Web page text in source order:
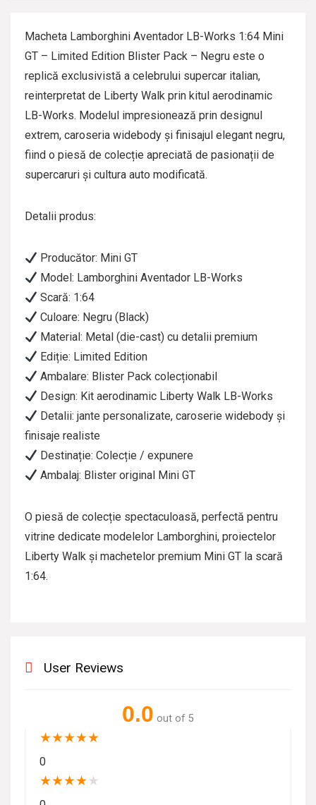
Macheta Lamborghini Aventador LB-Works 1:64 Mini
GT – Limited Edition Blister Pack – Negru este o
replică exclusivistă a celebrului supercar italian,
reinterpretat de Liberty Walk prin kitul aerodinamic
LB-Works. Modelul impresionează prin designul
extrem, caroseria widebody și finisajul elegant negru,
fiind o piesă de colecție apreciată de pasionații de
supercaruri și cultura auto modificată.
Detalii produs:
Producător: Mini GT
Model: Lamborghini Aventador LB-Works
Scară: 1:64
Culoare: Negru (Black)
Material: Metal (die-cast) cu detalii premium
Ediție: Limited Edition
Ambalare: Blister Pack colecționabil
Design: Kit aerodinamic Liberty Walk LB-Works
Detalii: jante personalizate, caroserie widebody și
finisaje realiste
Destinație: Colecție / expunere
Ambalaj: Blister original Mini GT
O piesă de colecție spectaculoasă, perfectă pentru
vitrine dedicate modelelor Lamborghini, proiectelor
Liberty Walk și machetelor premium Mini GT la scară
1:64.
User Reviews
0.0 out of 5
★★★★★
0
★★★★★